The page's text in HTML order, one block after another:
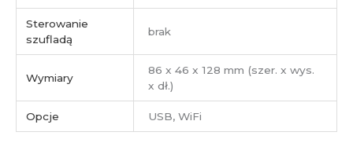
Sterowanie
szufladą
brak
Wymiary
86 x 46 x 128 mm (szer. x wys.
x dł.)
Opcje USB, WiFi